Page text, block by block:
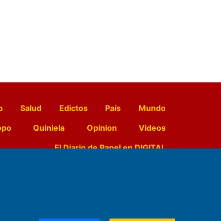
Salud Edictos País
Mundo
Quiniela Opinion
Videos
El Diario de Papel en DIGITAL